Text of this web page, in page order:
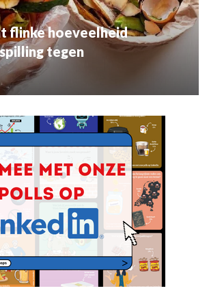
flinke hoeveelheid
tegen